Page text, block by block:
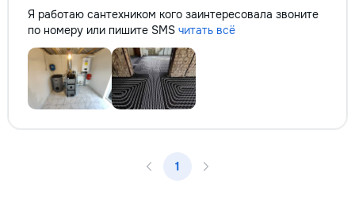
Я работаю сантехником кого заинтересовала звоните
по номеру или пишите SMS читать всё
1